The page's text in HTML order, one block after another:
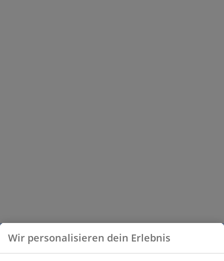
Wir personalisieren dein Erlebnis